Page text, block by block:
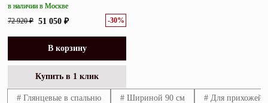
72 920 ₽ 51 050 ₽ -30%
в наличии в Москве
В корзину
Купить в 1 клик
# Глянцевые в спальню # Шириной 90 см # Для прихожей